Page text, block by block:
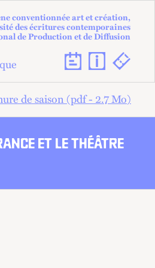
conventionnée art et création,
des écritures contemporaines
de Production et de Diffusion
ET LE THÉÂTRE
de saison (pdf - 2.7Mo)
DANSÉE
CADRE DU FESTIVAL